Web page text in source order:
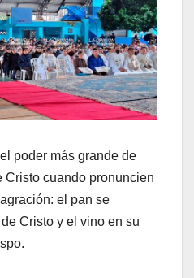
poder más grande de
Cristo cuando pronuncien
el pan se
Cristo y el vino en su